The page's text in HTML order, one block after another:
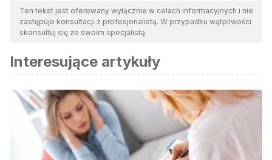
Ten tekst jest oferowany wyłącznie w celach informacyjnych i nie
zastępuje konsultacji z profesjonalistą. W przypadku wątpliwości
skonsultuj się ze swoim specjalistą.
Interesujące artykuły